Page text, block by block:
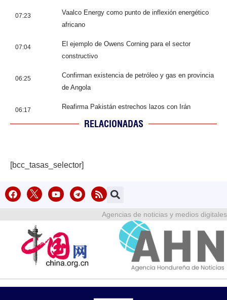
07:23
Vaalco Energy como punto de inflexión energético
africano
07:04
El ejemplo de Owens Corning para el sector
constructivo
06:25
Confirman existencia de petróleo y gas en provincia
de Angola
06:17 Reafirma Pakistán estrechos lazos con Irán
RELACIONADAS
[bcc_tasas_selector]
Agencias de noticias y medios digitales